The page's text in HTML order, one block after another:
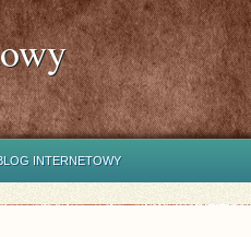
INTERNETOWY